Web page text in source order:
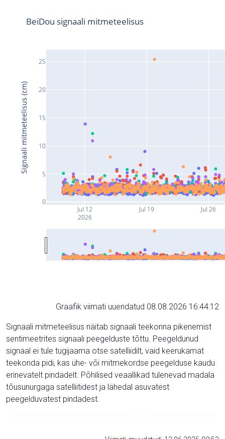
Jul 12
2026
Jul 19 Jul 26
0
5
10
15
20
25
BeiDou signaali mitmeteelisus
Signaali mitmeteelisus (cm)
Graafik viimati uuendatud 08.08.2026 16:44:12
Signaali mitmeteelisus näitab signaali teekonna pikenemist
sentimeetrites signaali peegelduste tõttu. Peegeldunud
signaal ei tule tugijaama otse satelliidilt, vaid keerukamat
teekonda pidi, kas ühe- või mitmekordse peegelduse kaudu
erinevatelt pindadelt. Põhilised veaallikad tulenevad madala
tõusunurgaga satelliitidest ja lähedal asuvatest
peegelduvatest pindadest.